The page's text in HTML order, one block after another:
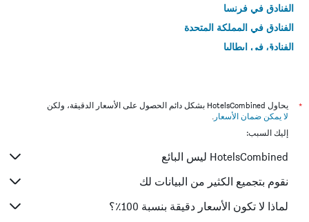
الفنادق في فرنسا
الفنادق في المملكة المتحدة
الفنادق في إيطاليا
*
يحاول HotelsCombined بشكل دائم الحصول على الأسعار الدقيقة، ولكن
لا يمكن ضمان الأسعار .
إليك السبب:
HotelsCombined ليس البائع
نقوم بتجميع الكثير من البيانات لك
لماذا لا تكون الأسعار دقيقة بنسبة 100٪؟